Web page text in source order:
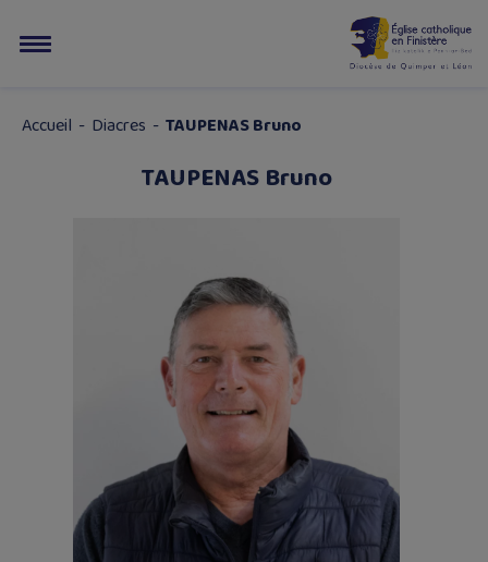
Accueil - Diacres - TAUPENAS Bruno
TAUPENAS Bruno